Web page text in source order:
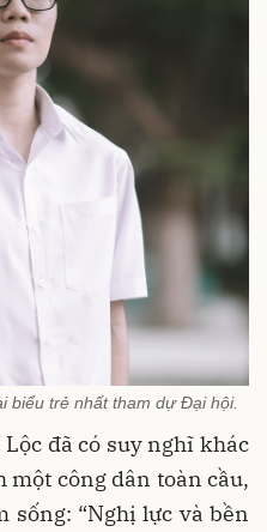
biểu trẻ nhất tham dự Đại hội.
đã có suy nghĩ khác
công dân toàn cầu,
sống: “Nghị lực và bền